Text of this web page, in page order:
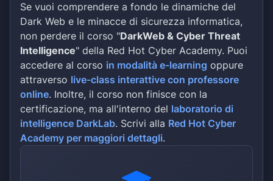
Se vuoi comprendere a fondo le dinamiche del
Dark Web e le minacce di sicurezza informatica,
non perdere il corso "DarkWeb & Cyber Threat
Intelligence" della Red Hot Cyber Academy. Puoi
accedere al corso in modalità e-learning oppure
attraverso live-class interattive con professore
online. Inoltre, il corso non finisce con la
certificazione, ma all'interno del laboratorio di
intelligence DarkLab. Scrivi alla Red Hot Cyber
Academy per maggiori dettagli.